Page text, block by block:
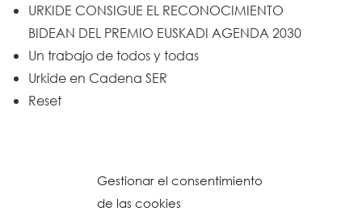
Gestionar el consentimiento
de las cookies
URKIDE CONSIGUE EL RECONOCIMIENTO
BIDEAN DEL PREMIO EUSKADI AGENDA 2030
Un trabajo de todos y todas
Urkide en Cadena SER
Reset